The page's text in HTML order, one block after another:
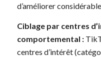
d’améliorer
Ciblage par centres
comportemental :
centres d’intérêt